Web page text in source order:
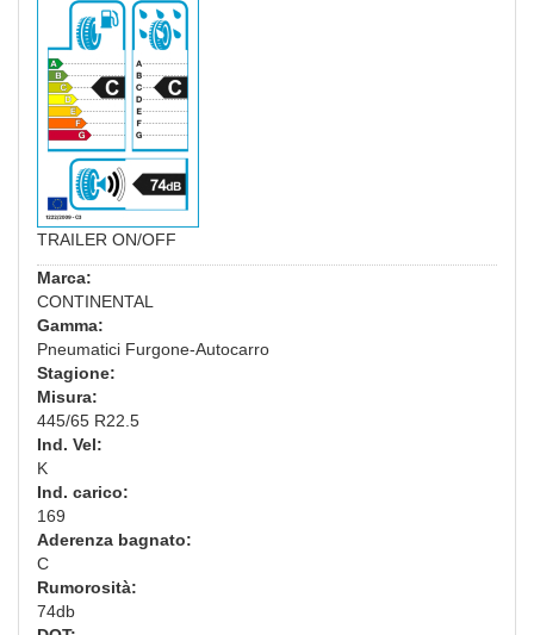
TRAILER ON/OFF
Marca:
CONTINENTAL
Gamma:
Pneumatici Furgone-Autocarro
Stagione:
Misura:
445/65 R22.5
Ind. Vel:
K
Ind. carico:
169
Aderenza bagnato:
C
Rumorosità:
74db